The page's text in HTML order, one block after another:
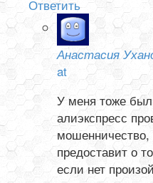
Ответить
Анастасия
at
У меня тоже
алиэкспресс
предоставит о
если нет